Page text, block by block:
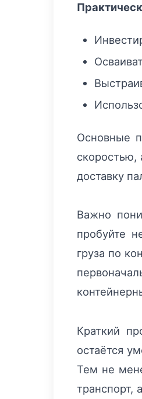
Основные
скоростью,
доставку
Важно
пробуйте
груза по
Краткий
остаётся
Тем не
транспорт,